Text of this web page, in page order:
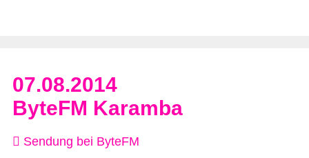
07.08.2014
ByteFM Karamba
Sendung bei ByteFM